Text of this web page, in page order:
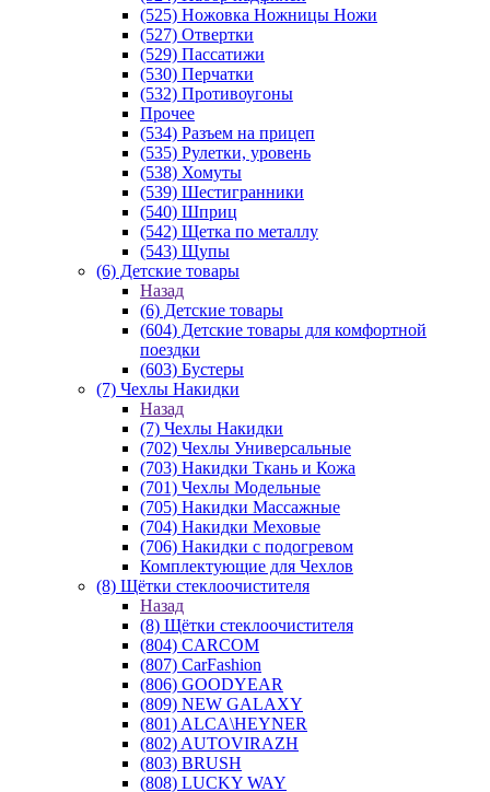
(525) Ножовка Ножницы Ножи
(527) Отвертки
(529) Пассатижи
(530) Перчатки
(532) Противоугоны
Прочее
(534) Разъем на прицеп
(535) Рулетки, уровень
(538) Хомуты
(539) Шестигранники
(540) Шприц
(542) Щетка по металлу
(543) Щупы
(6) Детские товары
Назад
(6) Детские товары
(604) Детские товары для комфортной
поездки
(603) Бустеры
(7) Чехлы Накидки
Назад
(7) Чехлы Накидки
(702) Чехлы Универсальные
(703) Накидки Ткань и Кожа
(701) Чехлы Модельные
(705) Накидки Массажные
(704) Накидки Меховые
(706) Накидки с подогревом
Комплектующие для Чехлов
(8) Щётки стеклоочистителя
Назад
(8) Щётки стеклоочистителя
(804) CARCOM
(807) CarFashion
(806) GOODYEAR
(809) NEW GALAXY
(801) ALCA\HEYNER
(802) AUTOVIRAZH
(803) BRUSH
(808) LUCKY WAY